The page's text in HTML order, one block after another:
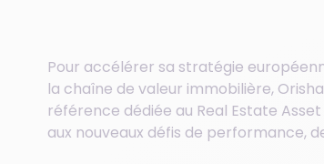
Pour accélérer sa stratégie
la chaîne de valeur immobilière,
référence dédiée au Real Estate
aux nouveaux défis de performance,